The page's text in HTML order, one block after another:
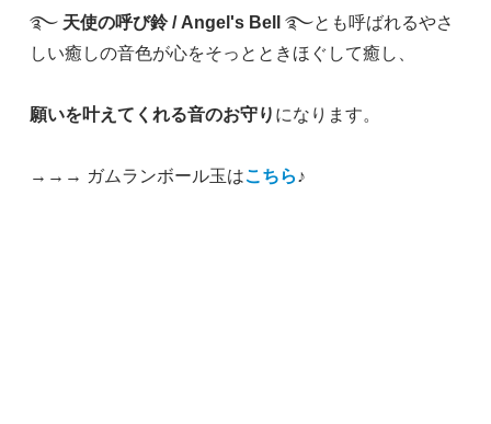
࿐天使の呼び鈴 / Angel's Bell ࿐とも呼ばれるやさ
しい癒しの音色が心をそっとときほぐして癒し、
願いを叶えてくれる音のお守り になります。
→→→ ガムランボール玉はこちら♪